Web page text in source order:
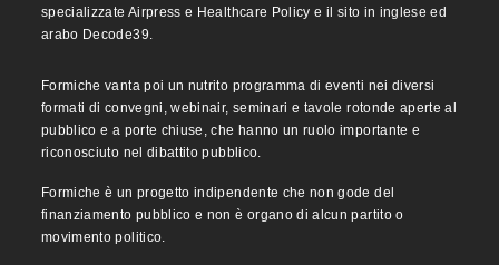
specializzate Airpress e Healthcare Policy e il sito in inglese ed
arabo Decode39.
Formiche vanta poi un nutrito programma di eventi nei diversi
formati di convegni, webinair, seminari e tavole rotonde aperte al
pubblico e a porte chiuse, che hanno un ruolo importante e
riconosciuto nel dibattito pubblico.
Formiche è un progetto indipendente che non gode del
finanziamento pubblico e non è organo di alcun partito o
movimento politico.